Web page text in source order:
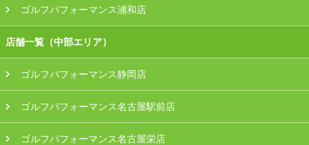
ゴルフパフォーマンス浦和店
店舗一覧（中部エリア）
ゴルフパフォーマンス静岡店
ゴルフパフォーマンス名古屋駅前店
ゴルフパフォーマンス名古屋栄店